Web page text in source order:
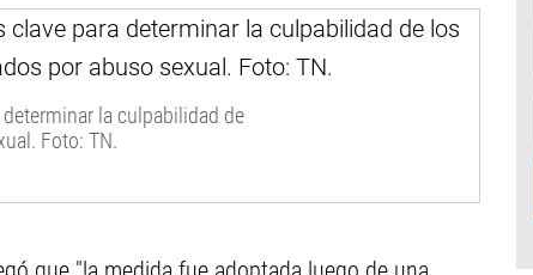
la culpabilidad de
Foto: TN.